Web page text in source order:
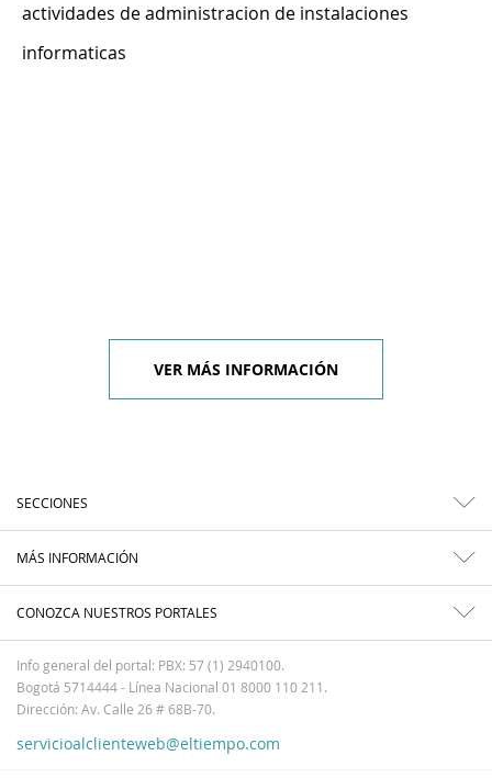
actividades de administracion de instalaciones
informaticas
VER MÁS INFORMACIÓN
SECCIONES
MÁS INFORMACIÓN
CONOZCA NUESTROS PORTALES
Info general del portal: PBX: 57 (1) 2940100.
Bogotá 5714444 - Línea Nacional 01 8000 110 211.
Dirección: Av. Calle 26 # 68B-70.
servicioalclienteweb@eltiempo.com